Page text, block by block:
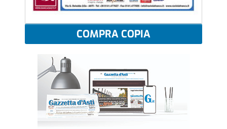
COMPRA COPIA